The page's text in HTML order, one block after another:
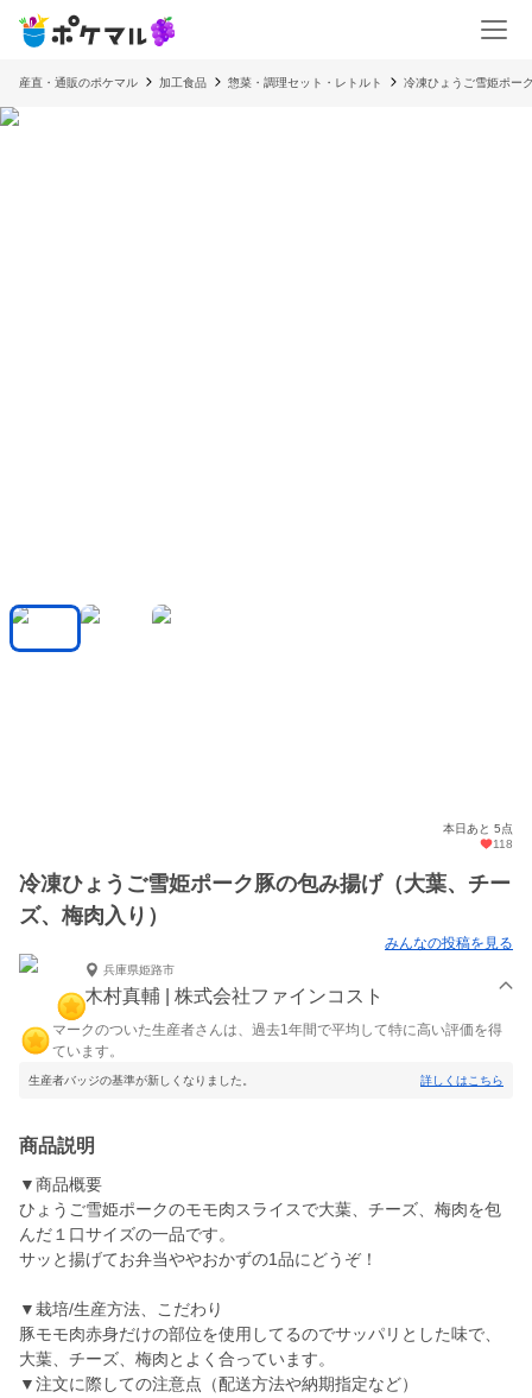
産直・通販のポケマル 加工食品 惣菜・調理セット・レトルト 冷凍ひょうご雪姫ポー
本日あと 5点
118
冷凍ひょうご雪姫ポーク豚の包み揚げ（大葉、チー
ズ、梅肉入り）
みんなの投稿を見る
兵庫県姫路市
木村真輔 | 株式会社ファインコスト
マークのついた生産者さんは、過去1年間で平均して特に高い評価を得
ています。
生産者バッジの基準が新しくなりました。 詳しくはこちら
商品説明
▼商品概要
ひょうご雪姫ポークのモモ肉スライスで大葉、チーズ、梅肉を包
んだ１口サイズの一品です。
サッと揚げてお弁当ややおかずの1品にどうぞ！
▼栽培/生産方法、こだわり
豚モモ肉赤身だけの部位を使用してるのでサッパリとした味で、
大葉、チーズ、梅肉とよく合っています。
▼注文に際しての注意点（配送方法や納期指定など）